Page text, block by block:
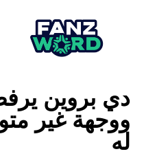
دي بروين
ووجهة غير
له